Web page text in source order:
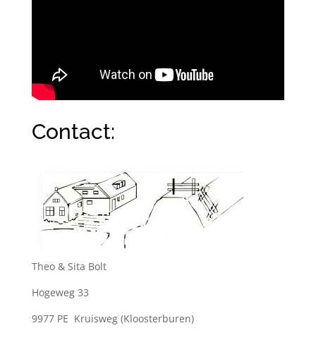
Contact:
Theo & Sita Bolt
Hogeweg 33
9977 PE Kruisweg (Kloosterburen)